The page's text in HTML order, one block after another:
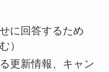
に回答するため
）
更新情報、キャン